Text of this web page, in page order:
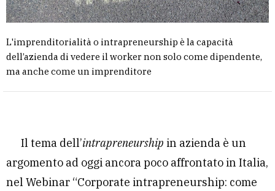
L'imprenditorialità o intrapreneurship è la capacità
dell’azienda di vedere il worker non solo come dipendente,
ma anche come un imprenditore
Il tema dell’intrapreneurship in azienda è un
argomento ad oggi ancora poco affrontato in Italia,
nel Webinar “Corporate intrapreneurship: come